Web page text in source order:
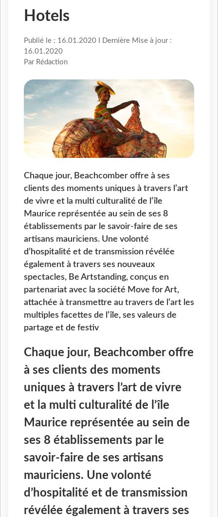
Hotels
Publié le : 16.01.2020 I Dernière Mise à jour :
16.01.2020
Par Rédaction
Chaque jour, Beachcomber offre à ses
clients des moments uniques à travers l’art
de vivre et la multi culturalité de l’île
Maurice représentée au sein de ses 8
établissements par le savoir-faire de ses
artisans mauriciens. Une volonté
d’hospitalité et de transmission révélée
également à travers ses nouveaux
spectacles, Be Artstanding, conçus en
partenariat avec la société Move for Art,
attachée à transmettre au travers de l’art les
multiples facettes de l’île, ses valeurs de
partage et de festiv
Chaque jour, Beachcomber offre
à ses clients des moments
uniques à travers l’art de vivre
et la multi culturalité de l’île
Maurice représentée au sein de
ses 8 établissements par le
savoir-faire de ses artisans
mauriciens. Une volonté
d’hospitalité et de transmission
révélée également à travers ses